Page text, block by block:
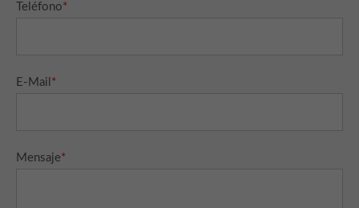
Teléfono*
E-Mail *
Mensaje*